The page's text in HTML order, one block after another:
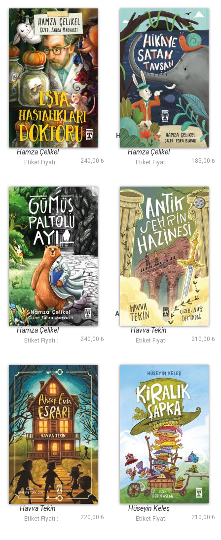
Eşya Hastalıkları
Doktoru
Hamza Çelikel
Etiket Fiyatı : 240,00 ₺
Hikaye Satan Tavşan
Hamza Çelikel
Etiket Fiyatı : 185,00 ₺
Gümüş Paltolu Ayı
Hamza Çelikel
Etiket Fiyatı : 240,00 ₺
Antik Şehrin Hazinesi
Havva Tekin
Etiket Fiyatı : 210,00 ₺
Ahşap Evin Esrarı
Havva Tekin
Etiket Fiyatı : 220,00 ₺
Kiralık Şapka
Hüseyin Keleş
Etiket Fiyatı : 210,00 ₺